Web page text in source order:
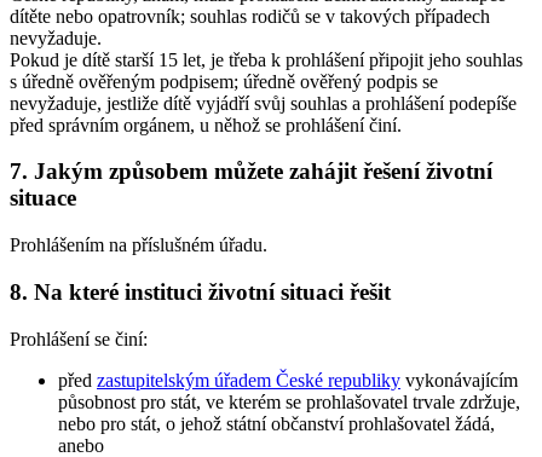
dítěte nebo opatrovník; souhlas rodičů se v takových případech
nevyžaduje.
Pokud je dítě starší 15 let, je třeba k prohlášení připojit jeho souhlas
s úředně ověřeným podpisem; úředně ověřený podpis se
nevyžaduje, jestliže dítě vyjádří svůj souhlas a prohlášení podepíše
před správním orgánem, u něhož se prohlášení činí.
7. Jakým způsobem můžete zahájit řešení životní
situace
Prohlášením na příslušném úřadu.
8. Na které instituci životní situaci řešit
Prohlášení se činí:
před zastupitelským úřadem České republiky vykonávajícím
působnost pro stát, ve kterém se prohlašovatel trvale zdržuje,
nebo pro stát, o jehož státní občanství prohlašovatel žádá,
anebo